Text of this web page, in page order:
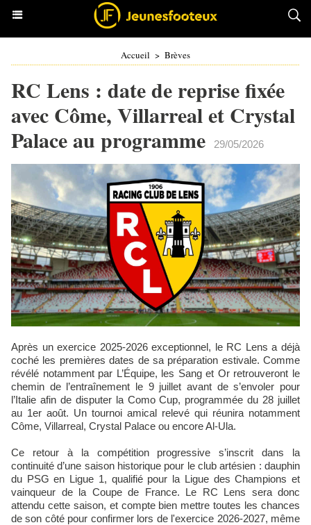
Accueil > Brèves
RC Lens : date de reprise fixée
avec Côme, Villarreal et Crystal
Palace au programme
29/05/2026
Après un exercice 2025-2026 exceptionnel, le RC Lens a déjà
coché les premières dates de sa préparation estivale. Comme
révélé notamment par L’Équipe, les Sang et Or retrouveront le
chemin de l’entraînement le 9 juillet avant de s’envoler pour
l’Italie afin de disputer la Como Cup, programmée du 28 juillet
au 1er août. Un tournoi amical relevé qui réunira notamment
Côme, Villarreal, Crystal Palace ou encore Al-Ula.
Ce retour à la compétition progressive s’inscrit dans la
continuité d’une saison historique pour le club artésien : dauphin
du PSG en Ligue 1, qualifié pour la Ligue des Champions et
vainqueur de la Coupe de France. Le RC Lens sera donc
attendu cette saison, et compte bien mettre toutes les chances
de son côté pour confirmer lors de l'exercice 2026-2027, même